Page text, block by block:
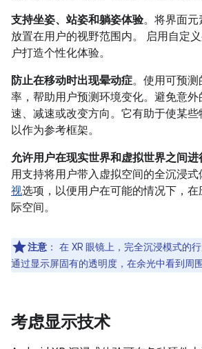
支持坐姿、站姿和躺姿体验。将界面元
放置在用户的视野范围内。 启用自定
户打造个性化体验。
防止在移动时出现晕动症。使用可预测
率，帮助用户预测环境变化。避免意
速、减速或改变方向。它有助于使某些
以作为参考框架。
允许用户在现实世界和虚拟世界之间进
用支持将用户带入虚拟空间的全沉浸
视选项，以便用户在可能的情况下，
际空间。
注意 ： 在 XR 眼镜上，完全沉浸模式的
通过显示屏固有的透明度，在余光中看到周
考虑显示技术